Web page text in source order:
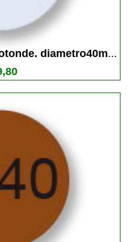
diametro40m...